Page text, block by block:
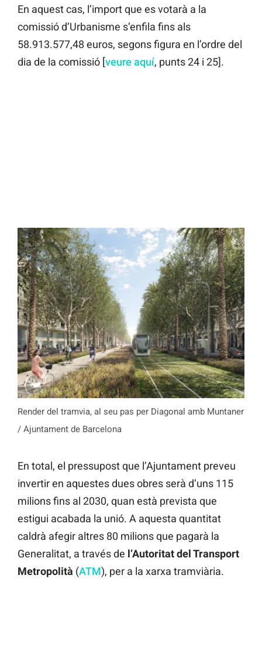
En aquest cas, l’import que es votarà a la
comissió d’Urbanisme s’enfila fins als
58.913.577,48 euros, segons figura en l’ordre del
dia de la comissió [veure aquí, punts 24 i 25].
Render del tramvia, al seu pas per Diagonal amb Muntaner
/ Ajuntament de Barcelona
En total, el pressupost que l’Ajuntament preveu
invertir en aquestes dues obres serà d’uns 115
milions fins al 2030, quan està prevista que
estigui acabada la unió. A aquesta quantitat
caldrà afegir altres 80 milions que pagarà la
Generalitat, a través de l’Autoritat del Transport
Metropolità (ATM), per a la xarxa tramviària.